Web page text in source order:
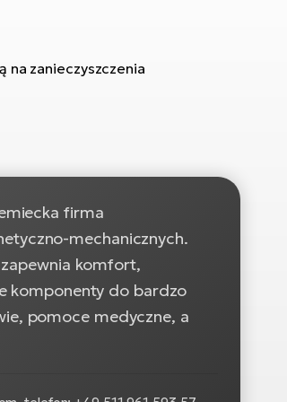
na zanieczyszczenia
firma
mechanicznych.
komfort,
komponenty do bardzo
pomoce medyczne, a